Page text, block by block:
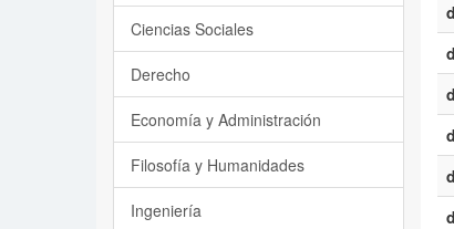
Ciencias Sociales
Derecho
Economía y Administración
Filosofía y Humanidades
Ingeniería